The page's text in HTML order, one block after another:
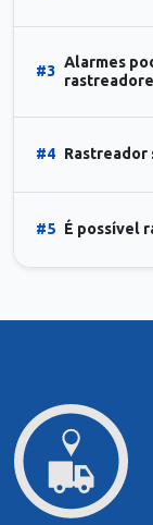
#3
Alarmes
#4 Rastreador
#5 É possível